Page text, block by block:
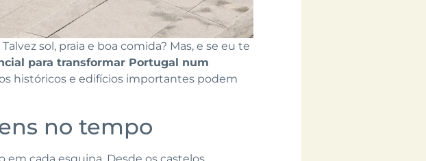
sol, praia e boa comida? Mas, e se eu te
para transformar Portugal num
históricos e edifícios importantes podem
no tempo
cada esquina. Desde os castelos